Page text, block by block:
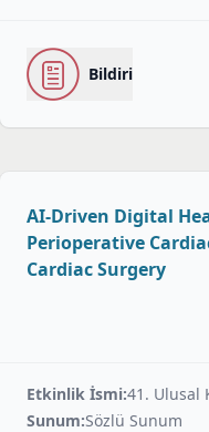
Bildiri
AI-Driven Digital
Perioperative
Cardiac Surgery
Etkinlik İsmi:41. Ulusal
Sunum:Sözlü Sunum